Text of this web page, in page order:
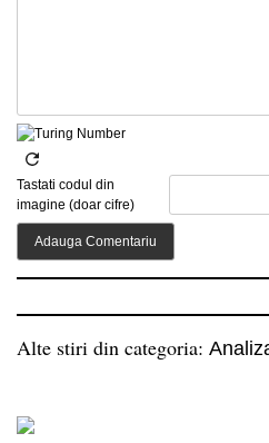
Tastati codul din
imagine (doar cifre)
Alte stiri din categoria: